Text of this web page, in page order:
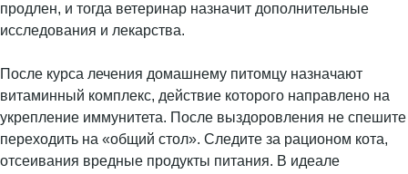
продлен, и тогда ветеринар назначит дополнительные
исследования и лекарства.
После курса лечения домашнему питомцу назначают
витаминный комплекс, действие которого направлено на
укрепление иммунитета. После выздоровления не спешите
переходить на «общий стол». Следите за рационом кота,
отсеивания вредные продукты питания. В идеале